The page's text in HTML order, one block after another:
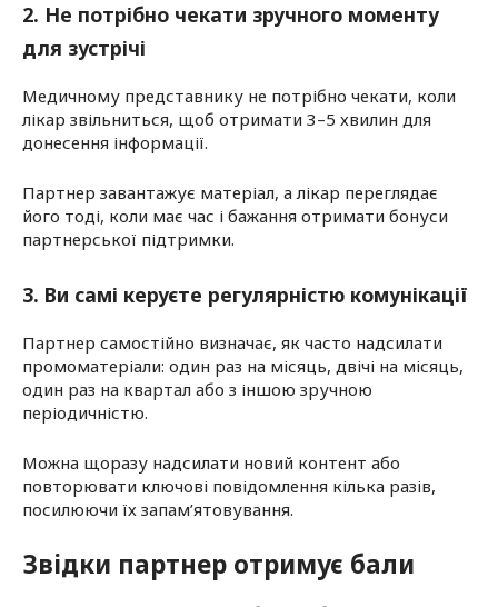
2. Не потрібно чекати зручного моменту
для зустрічі
Медичному представнику не потрібно чекати, коли
лікар звільниться, щоб отримати 3–5 хвилин для
донесення інформації.
Партнер завантажує матеріал, а лікар переглядає
його тоді, коли має час і бажання отримати бонуси
партнерської підтримки.
3. Ви самі керуєте регулярністю комунікації
Партнер самостійно визначає, як часто надсилати
промоматеріали: один раз на місяць, двічі на місяць,
один раз на квартал або з іншою зручною
періодичністю.
Можна щоразу надсилати новий контент або
повторювати ключові повідомлення кілька разів,
посилюючи їх запам’ятовування.
Звідки партнер отримує бали